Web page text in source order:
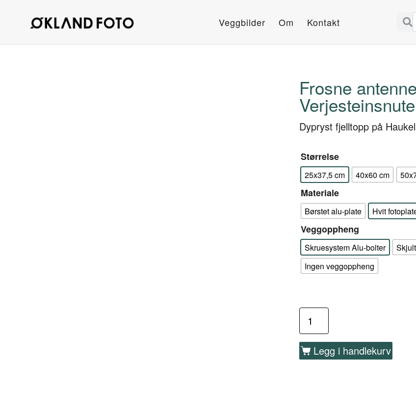
Veggbilder Om Kontakt
Frosne
Dypryst fjelltopp på
Størrelse
25x37,5 cm 40x60 cm
Materiale
Børstet alu-plate Hvit
Veggoppheng
Skruesystem Alu-bolter
Ingen veggoppheng
Legg i handlekurv